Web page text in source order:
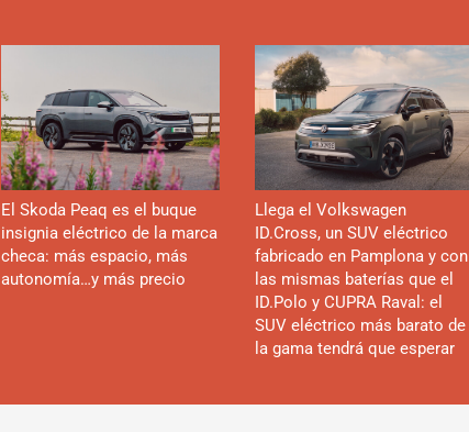
El Skoda Peaq es el buque
insignia eléctrico de la marca
checa: más espacio, más
autonomía…y más precio
Llega el Volkswagen
ID.Cross, un SUV eléctrico
fabricado en Pamplona y con
las mismas baterías que el
ID.Polo y CUPRA Raval: el
SUV eléctrico más barato de
la gama tendrá que esperar